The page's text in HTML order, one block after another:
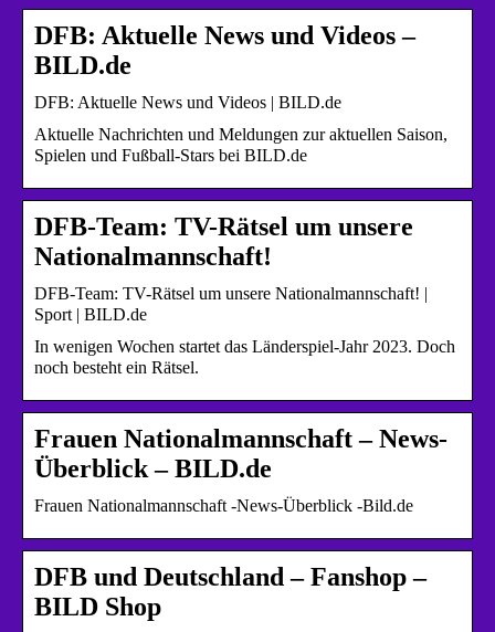
DFB: Aktuelle News und Videos –
BILD.de
DFB: Aktuelle News und Videos | BILD.de
Aktuelle Nachrichten und Meldungen zur aktuellen Saison,
Spielen und Fußball-Stars bei BILD.de
DFB-Team: TV-Rätsel um unsere
Nationalmannschaft!
DFB-Team: TV-Rätsel um unsere Nationalmannschaft! |
Sport | BILD.de
In wenigen Wochen startet das Länderspiel-Jahr 2023. Doch
noch besteht ein Rätsel.
Frauen Nationalmannschaft – News-
Überblick – BILD.de
Frauen Nationalmannschaft -News-Überblick -Bild.de
DFB und Deutschland – Fanshop –
BILD Shop